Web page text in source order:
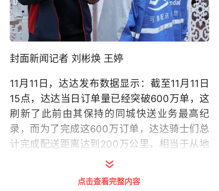
封面新闻记者 刘彬焕 王婷
11月11日，达达发布数据显示：截至11月11日
15点，达达当日订单量已经突破600万单，这
刷新了此前由其保持的同城快送业务最高纪
录，而为了完成这600万订单，达达骑士们总
计完成配送距离达到200万公里，相当于从地
球到月球间跑3个来回。
在此次双十一电商大促期间完成了包括基于京
点击查看完整内容